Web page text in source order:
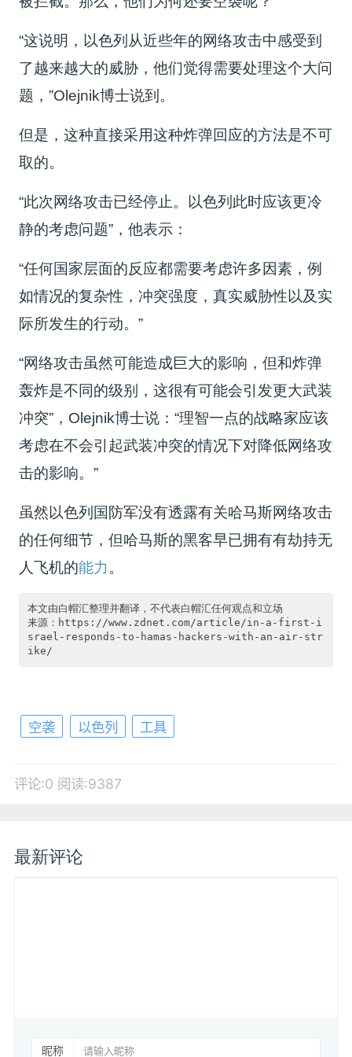
“这说明，以色列从近些年的网络攻击中感受到
了越来越大的威胁，他们觉得需要处理这个大问
题，”Olejnik博士说到。
但是，这种直接采用这种炸弹回应的方法是不可
取的。
“此次网络攻击已经停止。以色列此时应该更冷
静的考虑问题”，他表示：
“任何国家层面的反应都需要考虑许多因素，例
如情况的复杂性，冲突强度，真实威胁性以及实
际所发生的行动。”
“网络攻击虽然可能造成巨大的影响，但和炸弹
轰炸是不同的级别，这很有可能会引发更大武装
冲突”，Olejnik博士说：“理智一点的战略家应该
考虑在不会引起武装冲突的情况下对降低网络攻
击的影响。”
虽然以色列国防军没有透露有关哈马斯网络攻击
的任何细节，但哈马斯的黑客早已拥有有劫持无
人飞机的能力 。
本文由白帽汇整理并翻译，不代表白帽汇任何观点和立场
来源：https://www.zdnet.com/article/in-a-first-i
srael-responds-to-hamas-hackers-with-an-air-str
空袭 以色列 工具
评论:0 阅读:9387
最新评论
昵称